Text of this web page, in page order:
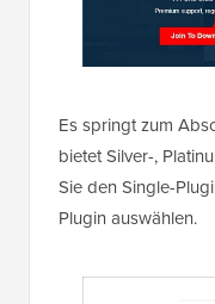
Es springt zum
bietet Silver-,
Sie den Single-
Plugin auswählen.